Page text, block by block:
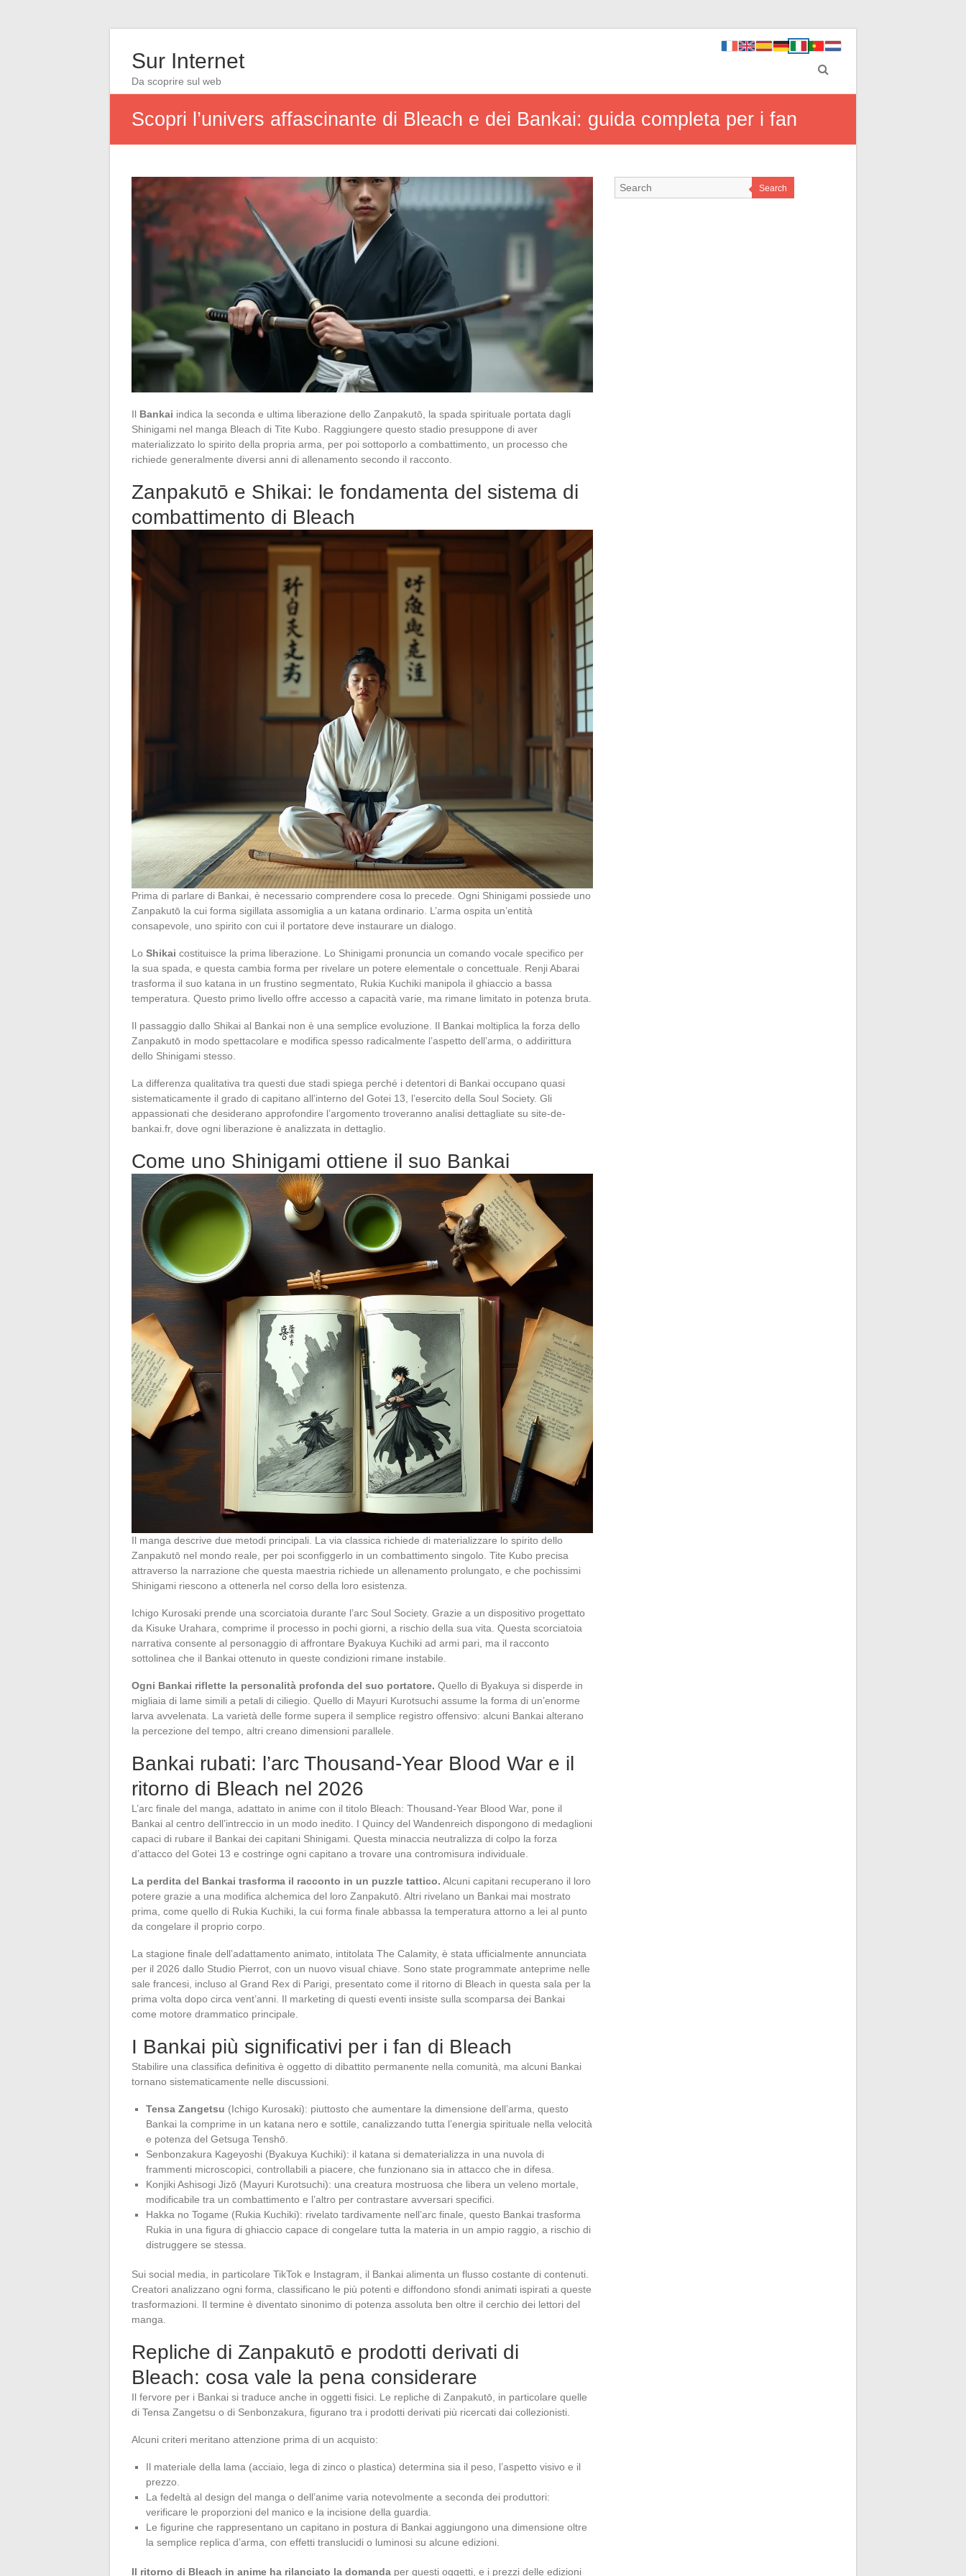
Sur Internet
Da scoprire sul web
Scopri l’univers affascinante di Bleach e dei Bankai: guida completa per i fan
Il Bankai indica la seconda e ultima liberazione dello Zanpakutō, la spada spirituale portata dagli
Shinigami nel manga Bleach di Tite Kubo. Raggiungere questo stadio presuppone di aver
materializzato lo spirito della propria arma, per poi sottoporlo a combattimento, un processo che
richiede generalmente diversi anni di allenamento secondo il racconto.
Zanpakutō e Shikai: le fondamenta del sistema di
combattimento di Bleach
Prima di parlare di Bankai, è necessario comprendere cosa lo precede. Ogni Shinigami possiede uno
Zanpakutō la cui forma sigillata assomiglia a un katana ordinario. L’arma ospita un’entità
consapevole, uno spirito con cui il portatore deve instaurare un dialogo.
Lo Shikai costituisce la prima liberazione. Lo Shinigami pronuncia un comando vocale specifico per
la sua spada, e questa cambia forma per rivelare un potere elementale o concettuale. Renji Abarai
trasforma il suo katana in un frustino segmentato, Rukia Kuchiki manipola il ghiaccio a bassa
temperatura. Questo primo livello offre accesso a capacità varie, ma rimane limitato in potenza bruta.
Il passaggio dallo Shikai al Bankai non è una semplice evoluzione. Il Bankai moltiplica la forza dello
Zanpakutō in modo spettacolare e modifica spesso radicalmente l’aspetto dell’arma, o addirittura
dello Shinigami stesso.
La differenza qualitativa tra questi due stadi spiega perché i detentori di Bankai occupano quasi
sistematicamente il grado di capitano all’interno del Gotei 13, l’esercito della Soul Society. Gli
appassionati che desiderano approfondire l’argomento troveranno analisi dettagliate su site-de-
bankai.fr, dove ogni liberazione è analizzata in dettaglio.
Come uno Shinigami ottiene il suo Bankai
Il manga descrive due metodi principali. La via classica richiede di materializzare lo spirito dello
Zanpakutō nel mondo reale, per poi sconfiggerlo in un combattimento singolo. Tite Kubo precisa
attraverso la narrazione che questa maestria richiede un allenamento prolungato, e che pochissimi
Shinigami riescono a ottenerla nel corso della loro esistenza.
Ichigo Kurosaki prende una scorciatoia durante l’arc Soul Society. Grazie a un dispositivo progettato
da Kisuke Urahara, comprime il processo in pochi giorni, a rischio della sua vita. Questa scorciatoia
narrativa consente al personaggio di affrontare Byakuya Kuchiki ad armi pari, ma il racconto
sottolinea che il Bankai ottenuto in queste condizioni rimane instabile.
Ogni Bankai riflette la personalità profonda del suo portatore. Quello di Byakuya si disperde in
migliaia di lame simili a petali di ciliegio. Quello di Mayuri Kurotsuchi assume la forma di un’enorme
larva avvelenata. La varietà delle forme supera il semplice registro offensivo: alcuni Bankai alterano
la percezione del tempo, altri creano dimensioni parallele.
Bankai rubati: l’arc Thousand-Year Blood War e il
ritorno di Bleach nel 2026
L’arc finale del manga, adattato in anime con il titolo Bleach: Thousand-Year Blood War, pone il
Bankai al centro dell’intreccio in un modo inedito. I Quincy del Wandenreich dispongono di medaglioni
capaci di rubare il Bankai dei capitani Shinigami. Questa minaccia neutralizza di colpo la forza
d’attacco del Gotei 13 e costringe ogni capitano a trovare una contromisura individuale.
La perdita del Bankai trasforma il racconto in un puzzle tattico. Alcuni capitani recuperano il loro
potere grazie a una modifica alchemica del loro Zanpakutō. Altri rivelano un Bankai mai mostrato
prima, come quello di Rukia Kuchiki, la cui forma finale abbassa la temperatura attorno a lei al punto
da congelare il proprio corpo.
La stagione finale dell’adattamento animato, intitolata The Calamity, è stata ufficialmente annunciata
per il 2026 dallo Studio Pierrot, con un nuovo visual chiave. Sono state programmate anteprime nelle
sale francesi, incluso al Grand Rex di Parigi, presentato come il ritorno di Bleach in questa sala per la
prima volta dopo circa vent’anni. Il marketing di questi eventi insiste sulla scomparsa dei Bankai
come motore drammatico principale.
I Bankai più significativi per i fan di Bleach
Stabilire una classifica definitiva è oggetto di dibattito permanente nella comunità, ma alcuni Bankai
tornano sistematicamente nelle discussioni.
Tensa Zangetsu (Ichigo Kurosaki): piuttosto che aumentare la dimensione dell’arma, questo
Bankai la comprime in un katana nero e sottile, canalizzando tutta l’energia spirituale nella velocità
e potenza del Getsuga Tenshō.
Senbonzakura Kageyoshi (Byakuya Kuchiki): il katana si dematerializza in una nuvola di
frammenti microscopici, controllabili a piacere, che funzionano sia in attacco che in difesa.
Konjiki Ashisogi Jizō (Mayuri Kurotsuchi): una creatura mostruosa che libera un veleno mortale,
modificabile tra un combattimento e l’altro per contrastare avversari specifici.
Hakka no Togame (Rukia Kuchiki): rivelato tardivamente nell’arc finale, questo Bankai trasforma
Rukia in una figura di ghiaccio capace di congelare tutta la materia in un ampio raggio, a rischio di
distruggere se stessa.
Sui social media, in particolare TikTok e Instagram, il Bankai alimenta un flusso costante di contenuti.
Creatori analizzano ogni forma, classificano le più potenti e diffondono sfondi animati ispirati a queste
trasformazioni. Il termine è diventato sinonimo di potenza assoluta ben oltre il cerchio dei lettori del
manga.
Repliche di Zanpakutō e prodotti derivati di
Bleach: cosa vale la pena considerare
Il fervore per i Bankai si traduce anche in oggetti fisici. Le repliche di Zanpakutō, in particolare quelle
di Tensa Zangetsu o di Senbonzakura, figurano tra i prodotti derivati più ricercati dai collezionisti.
Alcuni criteri meritano attenzione prima di un acquisto:
Il materiale della lama (acciaio, lega di zinco o plastica) determina sia il peso, l’aspetto visivo e il
prezzo.
La fedeltà al design del manga o dell’anime varia notevolmente a seconda dei produttori:
verificare le proporzioni del manico e la incisione della guardia.
Le figurine che rappresentano un capitano in postura di Bankai aggiungono una dimensione oltre
la semplice replica d’arma, con effetti translucidi o luminosi su alcune edizioni.
Il ritorno di Bleach in anime ha rilanciato la domanda per questi oggetti, e i prezzi delle edizioni
Search